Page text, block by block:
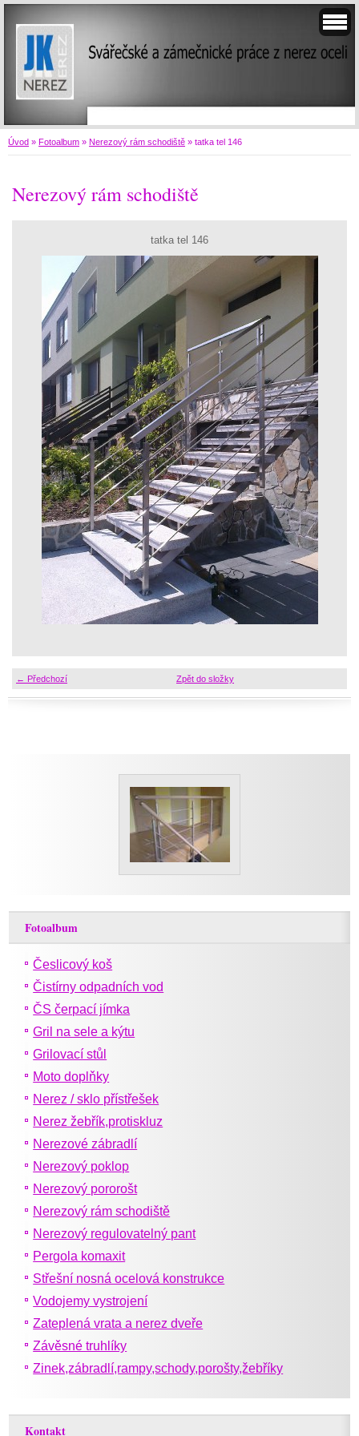
Úvod » Fotoalbum » Nerezový rám schodiště » tatka tel 146
Nerezový rám schodiště
tatka tel 146
← Předchozí Zpět do složky
Fotoalbum
Česlicový koš
Čistírny odpadních vod
ČS čerpací jímka
Gril na sele a kýtu
Grilovací stůl
Moto doplňky
Nerez / sklo přístřešek
Nerez žebřík,protiskluz
Nerezové zábradlí
Nerezový poklop
Nerezový pororošt
Nerezový rám schodiště
Nerezový regulovatelný pant
Pergola komaxit
Střešní nosná ocelová konstrukce
Vodojemy vystrojení
Zateplená vrata a nerez dveře
Závěsné truhlíky
Zinek,zábradlí,rampy,schody,porošty,žebříky
Kontakt